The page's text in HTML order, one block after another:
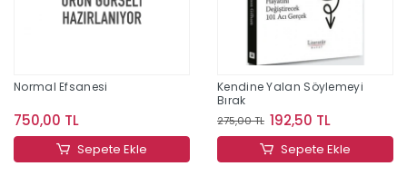
Normal Efsanesi
750,00 TL
Sepete Ekle
Kendine Yalan Söylemeyi
Bırak
275,00 TL 192,50 TL
Sepete Ekle